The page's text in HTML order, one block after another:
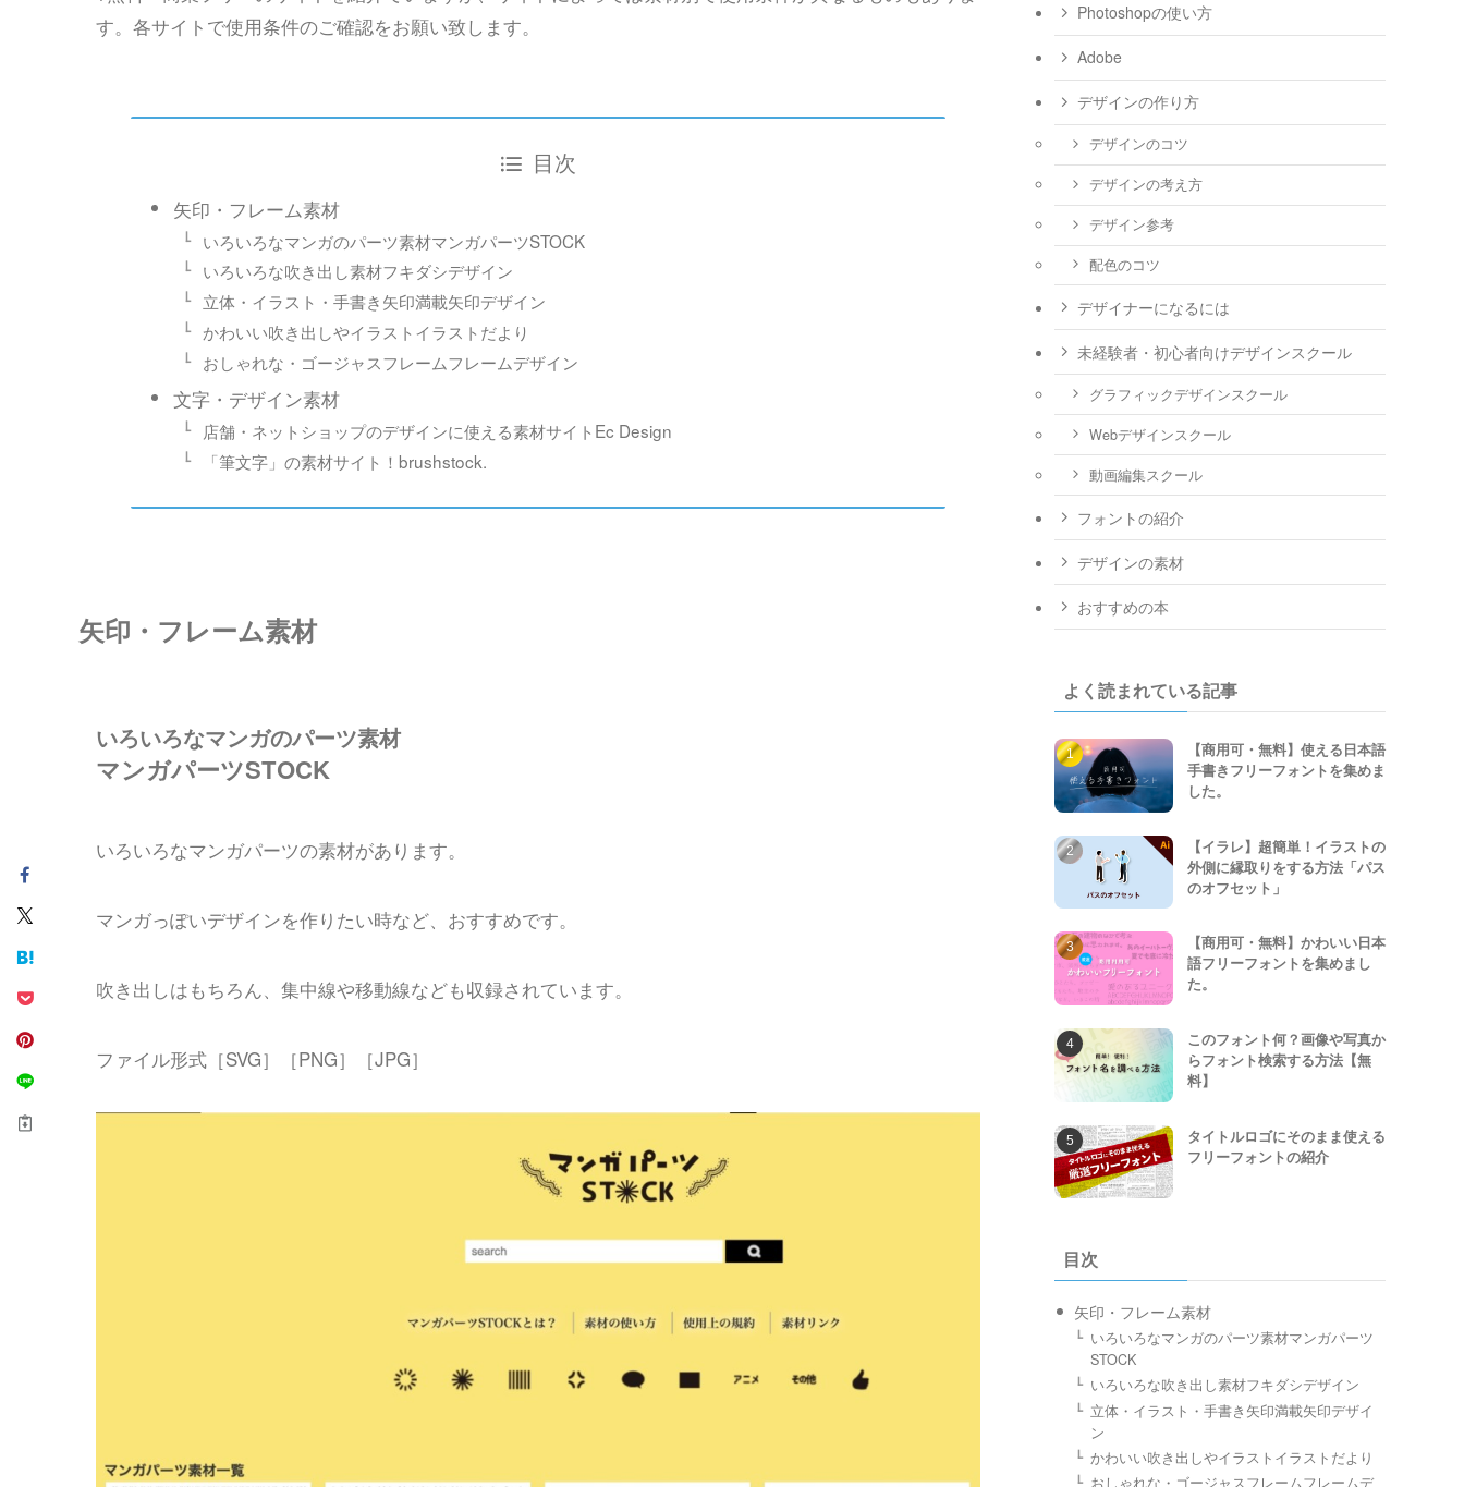
す。各サイトで使用条件のご確認をお願い致します。
目次
矢印・フレーム素材
いろいろなマンガのパーツ素材マンガパーツSTOCK
いろいろな吹き出し素材フキダシデザイン
立体・イラスト・手書き矢印満載矢印デザイン
かわいい吹き出しやイラストイラストだより
おしゃれな・ゴージャスフレームフレームデザイン
文字・デザイン素材
店舗・ネットショップのデザインに使える素材サイトEc Design
「筆文字」の素材サイト！brushstock.
矢印・フレーム素材
いろいろなマンガのパーツ素材
マンガパーツSTOCK
いろいろなマンガパーツの素材があります。
マンガっぽいデザインを作りたい時など、おすすめです。
吹き出しはもちろん、集中線や移動線なども収録されています。
ファイル形式［SVG］［PNG］［JPG］
Photoshopの使い方
Adobe
デザインの作り方
デザインのコツ
デザインの考え方
デザイン参考
配色のコツ
デザイナーになるには
未経験者・初心者向けデザインスクール
グラフィックデザインスクール
Webデザインスクール
動画編集スクール
フォントの紹介
デザインの素材
おすすめの本
よく読まれている記事
【商用可・無料】使える日本語
手書きフリーフォントを集めま
した。
【イラレ】超簡単！イラストの
外側に縁取りをする方法「パス
のオフセット」
【商用可・無料】かわいい日本
語フリーフォントを集めまし
た。
このフォント何？画像や写真か
らフォント検索する方法【無
料】
タイトルロゴにそのまま使える
フリーフォントの紹介
目次
矢印・フレーム素材
いろいろなマンガのパーツ素材マンガパーツ
STOCK
いろいろな吹き出し素材フキダシデザイン
立体・イラスト・手書き矢印満載矢印デザイ
ン
かわいい吹き出しやイラストイラストだより
おしゃれな・ゴージャスフレームフレームデ